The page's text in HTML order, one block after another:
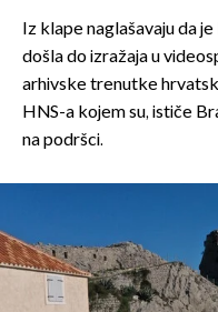
Iz klape naglašavaju da
došla do izražaja u
arhivske trenutke
HNS-a kojem su, ističe
na podršci.